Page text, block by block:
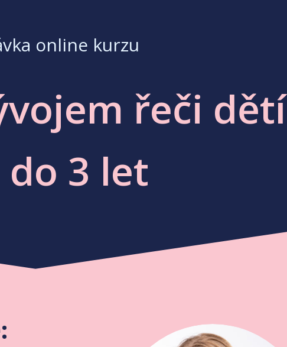
online kurzu
řeči dětí
do 3 let